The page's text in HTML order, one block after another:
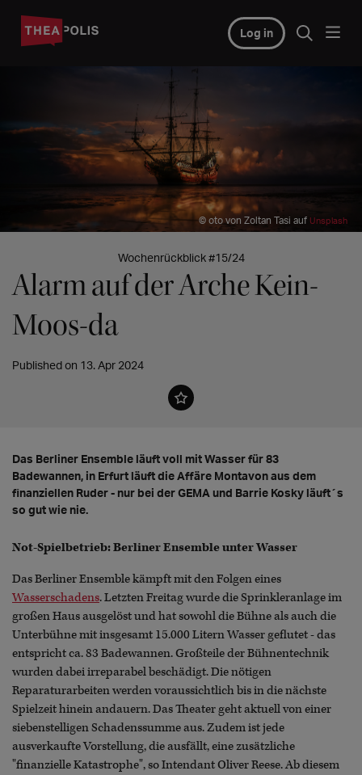
Log in
© oto von Zoltan Tasi auf Unsplash
Wochenrückblick #15/24
Alarm auf der Arche Kein-
Moos-da
Published on 13. Apr 2024
Das Berliner Ensemble läuft voll mit Wasser für 83
Badewannen, in Erfurt läuft die Affäre Montavon aus dem
finanziellen Ruder - nur bei der GEMA und Barrie Kosky läuft´s
so gut wie nie.
Not-Spielbetrieb: Berliner Ensemble unter Wasser
Das Berliner Ensemble kämpft mit den Folgen eines
Wasserschadens. Letzten Freitag wurde die Sprinkleranlage im
großen Haus ausgelöst und hat sowohl die Bühne als auch die
Unterbühne mit insgesamt 15.000 Litern Wasser geflutet - das
entspricht ca. 83 Badewannen. Großteile der Bühnentechnik
wurden dabei irreparabel beschädigt. Die nötigen
Reparaturarbeiten werden voraussichtlich bis in die nächste
Spielzeit hinein andauern. Das Theater geht aktuell von einer
siebenstelligen Schadenssumme aus. Zudem ist jede
ausverkaufte Vorstellung, die ausfällt, eine zusätzliche
"finanzielle Katastrophe", so Intendant Oliver Reese. Ab diesem